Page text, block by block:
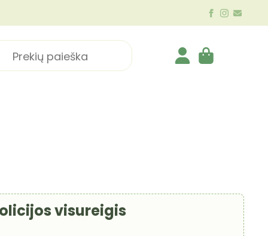
visureigis